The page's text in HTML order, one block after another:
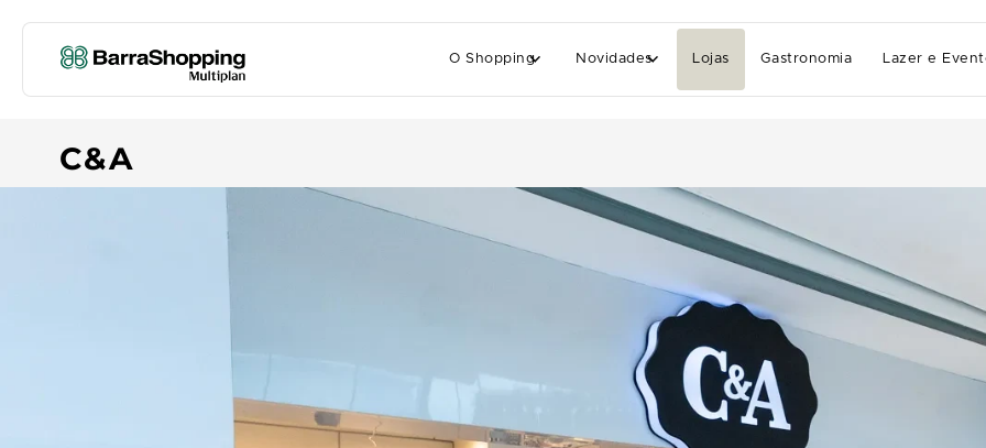
O Shopping Novidades Lojas Gastronomia Lazer e
C&A